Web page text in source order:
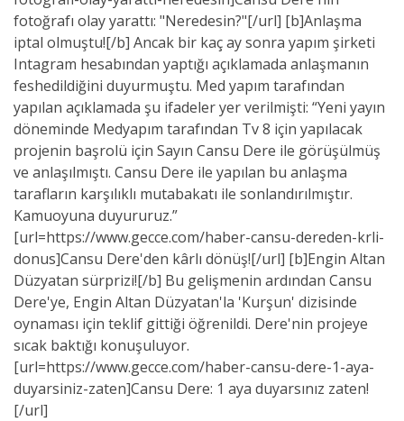
fotoğrafı olay yarattı: "Neredesin?"[/url] [b]Anlaşma
iptal olmuştu![/b] Ancak bir kaç ay sonra yapım şirketi
Intagram hesabından yaptığı açıklamada anlaşmanın
feshedildiğini duyurmuştu. Med yapım tarafından
yapılan açıklamada şu ifadeler yer verilmişti: “Yeni yayın
döneminde Medyapım tarafından Tv 8 için yapılacak
projenin başrolü için Sayın Cansu Dere ile görüşülmüş
ve anlaşılmıştı. Cansu Dere ile yapılan bu anlaşma
tarafların karşılıklı mutabakatı ile sonlandırılmıştır.
Kamuoyuna duyururuz.”
[url=https://www.gecce.com/haber-cansu-dereden-krli-
donus]Cansu Dere'den kârlı dönüş![/url] [b]Engin Altan
Düzyatan sürprizi![/b] Bu gelişmenin ardından Cansu
Dere'ye, Engin Altan Düzyatan'la 'Kurşun' dizisinde
oynaması için teklif gittiği öğrenildi. Dere'nin projeye
sıcak baktığı konuşuluyor.
[url=https://www.gecce.com/haber-cansu-dere-1-aya-
duyarsiniz-zaten]Cansu Dere: 1 aya duyarsınız zaten!
[/url]